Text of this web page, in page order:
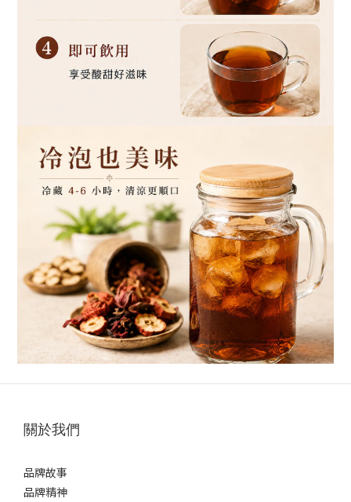
關於我們
品牌故事
品牌精神